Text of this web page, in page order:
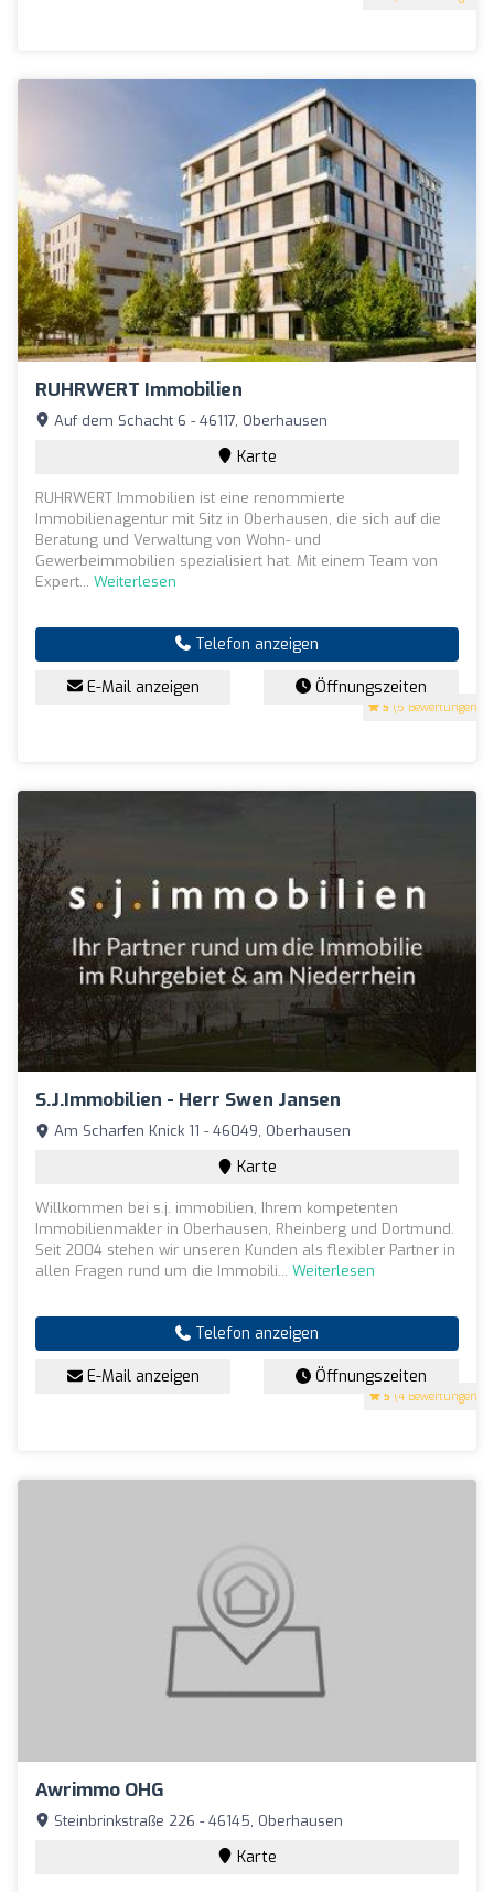
RUHRWERT Immobilien
5 (5 Bewertungen)
Auf dem Schacht 6 - 46117, Oberhausen
Karte
RUHRWERT Immobilien ist eine renommierte
Immobilienagentur mit Sitz in Oberhausen, die sich auf die
Beratung und Verwaltung von Wohn- und
Gewerbeimmobilien spezialisiert hat. Mit einem Team von
Expert... Weiterlesen
Telefon anzeigen
E-Mail anzeigen Öffnungszeiten
S.j.immobilien - Herr Swen Jansen
5 (4 Bewertungen)
Am Scharfen Knick 11 - 46049, Oberhausen
Karte
Willkommen bei s.j. immobilien, Ihrem kompetenten
Immobilienmakler in Oberhausen, Rheinberg und Dortmund.
Seit 2004 stehen wir unseren Kunden als flexibler Partner in
allen Fragen rund um die Immobili... Weiterlesen
Telefon anzeigen
E-Mail anzeigen Öffnungszeiten
Awrimmo OHG
Steinbrinkstraße 226 - 46145, Oberhausen
Karte